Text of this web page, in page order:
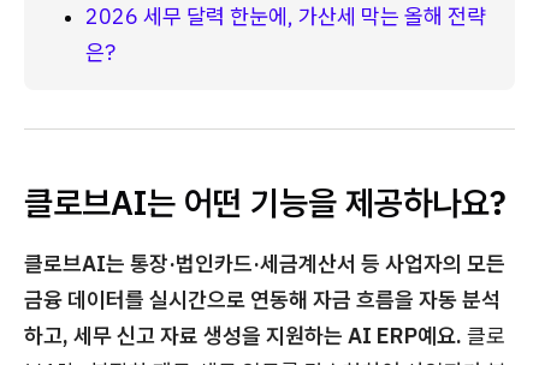
2026 세무 달력 한눈에, 가산세 막는 올해 전략
은?
클로브AI는 어떤 기능을 제공하나요?
클로브AI는 통장·법인카드·세금계산서 등 사업자의 모든
금융 데이터를 실시간으로 연동해 자금 흐름을 자동 분석
하고, 세무 신고 자료 생성을 지원하는 AI ERP예요. 클로